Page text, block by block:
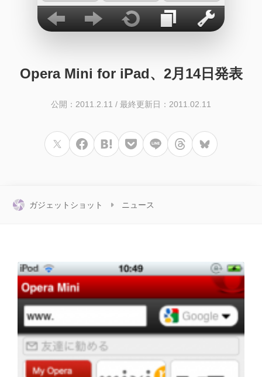
Opera Mini for iPad、2月14日発表
公開：2011.2.11 / 最終更新日：2011.02.11
ガジェットショット ニュース